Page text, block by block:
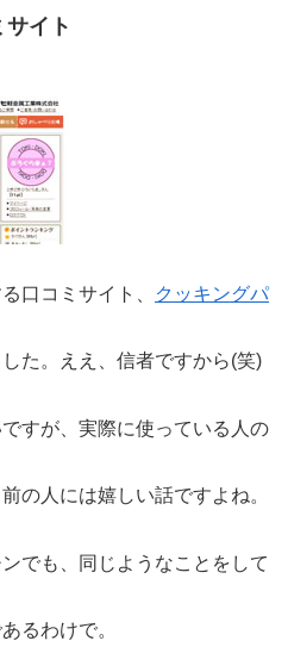
イト
口コミサイト、
クッキングパ
た。ええ、信者ですから(笑)
すが、実際に使っている人の
の人には嬉しい話ですよね。
でも、同じようなことをして
るわけで。